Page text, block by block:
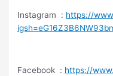
Instagram : https://
Facebook : https://